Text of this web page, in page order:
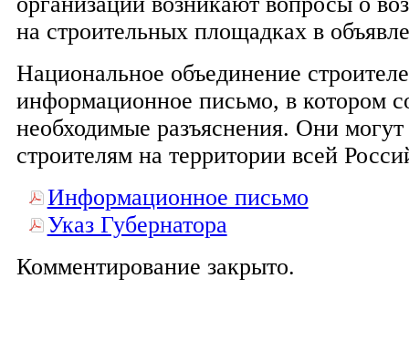
на строительных площадках в
Национальное объединение
информационное письмо, в котором
необходимые разъяснения. Они
строителям на территории всей
Информационное письмо
Указ Губернатора
Комментирование закрыто.